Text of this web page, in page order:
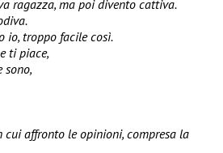
ragazza, ma poi divento cattiva.
io, troppo facile così.
ti piace,
sono,
cui affronto le opinioni, compresa la